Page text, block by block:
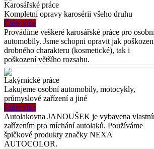
Karosářské práce
Kompletní opravy karosérii všeho druhu
Čtěte více
Provádíme veškeré karosářské práce pro
automobily. Jsme schopni opravit jak
drobného charakteru (kosmetické), tak i
poškození většího rozsahu.
Lakýrnické práce
Lakujeme osobní automobily, motocykly,
průmyslové zařízení a jiné
Čtěte více
Autolakovna JANOUŠEK je vybavena
zařízením pro míchání autolaků. Používáme
špičkové produkty značky NEXA
AUTOCOLOR.